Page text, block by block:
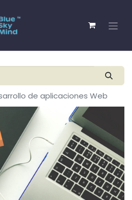
de aplicaciones Web